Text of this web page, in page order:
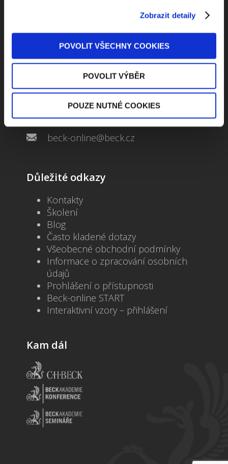
Zobrazit detaily
POVOLIT VŠECHNY COOKIES
POVOLIT VÝBĚR
POUZE NUTNÉ COOKIES
Kontaktuje nás
Jungmannova 34, 110 00 Praha
beck-online@beck.cz
Důležité odkazy
Kontakty
Školení
Blog
Často kladené dotazy
Všeobecné obchodní podmínky
Informace o zpracování osobních
údajů
Prohlášení o přístupnosti
Beck-online START
Interaktivní vzory – přihlášení
Kam dál